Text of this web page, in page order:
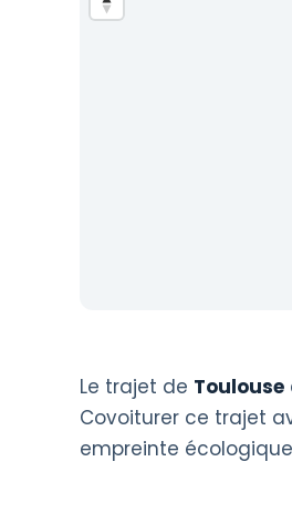
Le trajet de Toulouse
Covoiturer ce trajet
empreinte